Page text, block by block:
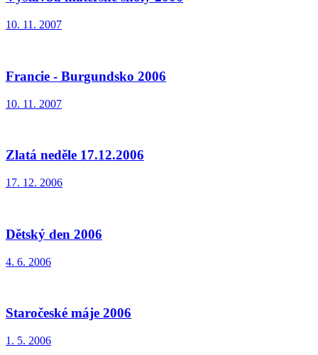
10. 11. 2007
Francie - Burgundsko 2006
10. 11. 2007
Zlatá neděle 17.12.2006
17. 12. 2006
Dětský den 2006
4. 6. 2006
Staročeské máje 2006
1. 5. 2006